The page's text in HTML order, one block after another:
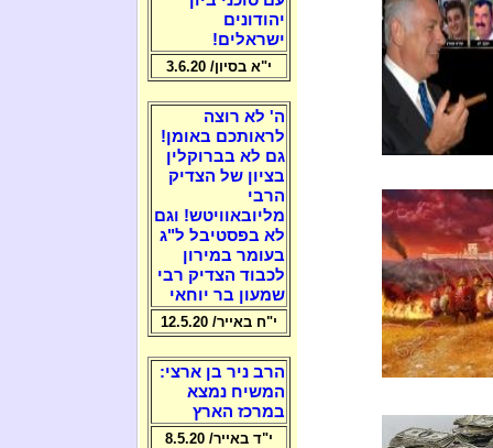
יהודונים
ישראלים!
י"א בסיון/ 3.6.20
ה' לא רוצה
לראותכם באומן!
גם לא בברוקלין
בציון של הצדיק
הרבי
מליובאוויטש! וגם
לא בפסטיבל ל"ג
בעומר במירון
לכבוד הצדיק רבי
שמעון בר יוחאי
י"ח באייר/ 12.5.20
הרב ניר בן ארצי:
המשיח נמצא
במרכז הארץ
י"ד באייר/ 8.5.20